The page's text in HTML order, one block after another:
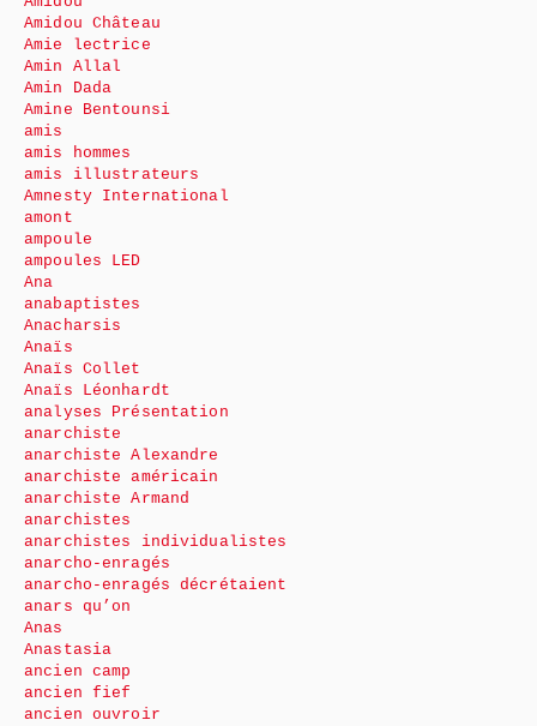
Amidou Château
Amie lectrice
Amin Allal
Amin Dada
Amine Bentounsi
amis
amis hommes
amis illustrateurs
Amnesty International
amont
ampoule
ampoules LED
Ana
anabaptistes
Anacharsis
Anaïs
Anaïs Collet
Anaïs Léonhardt
analyses Présentation
anarchiste
anarchiste Alexandre
anarchiste américain
anarchiste Armand
anarchistes
anarchistes individualistes
anarcho-enragés
anarcho-enragés décrétaient
anars qu’on
Anas
Anastasia
ancien camp
ancien fief
ancien ouvroir